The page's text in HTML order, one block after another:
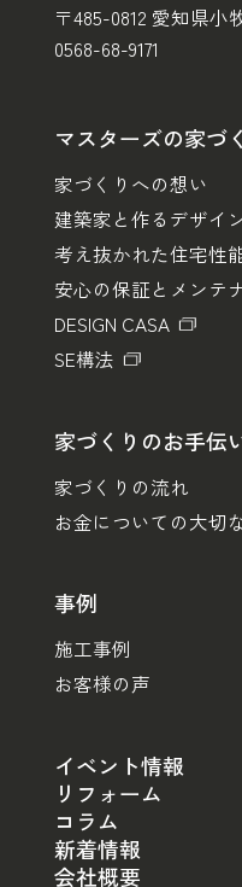
〒485-0812 愛知県小
0568-68-9171
マスターズの家づ
家づくりへの想い
建築家と作るデザイ
考え抜かれた住宅性
安心の保証とメンテ
DESIGN CASA
SE構法
家づくりのお手伝
家づくりの流れ
お金についての大切
事例
施工事例
お客様の声
イベント情報
リフォーム
コラム
新着情報
会社概要